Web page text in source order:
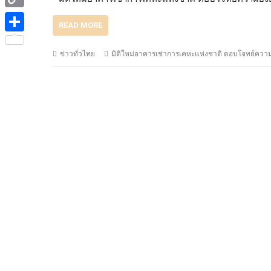
READ MORE
ข่าวทั่วไทย มิติใหม่อาคารเช่าการเคหะแห่งชาติ ตอบโจทย์ควา
e
b
o
i
t
t
i
n
C
o
S